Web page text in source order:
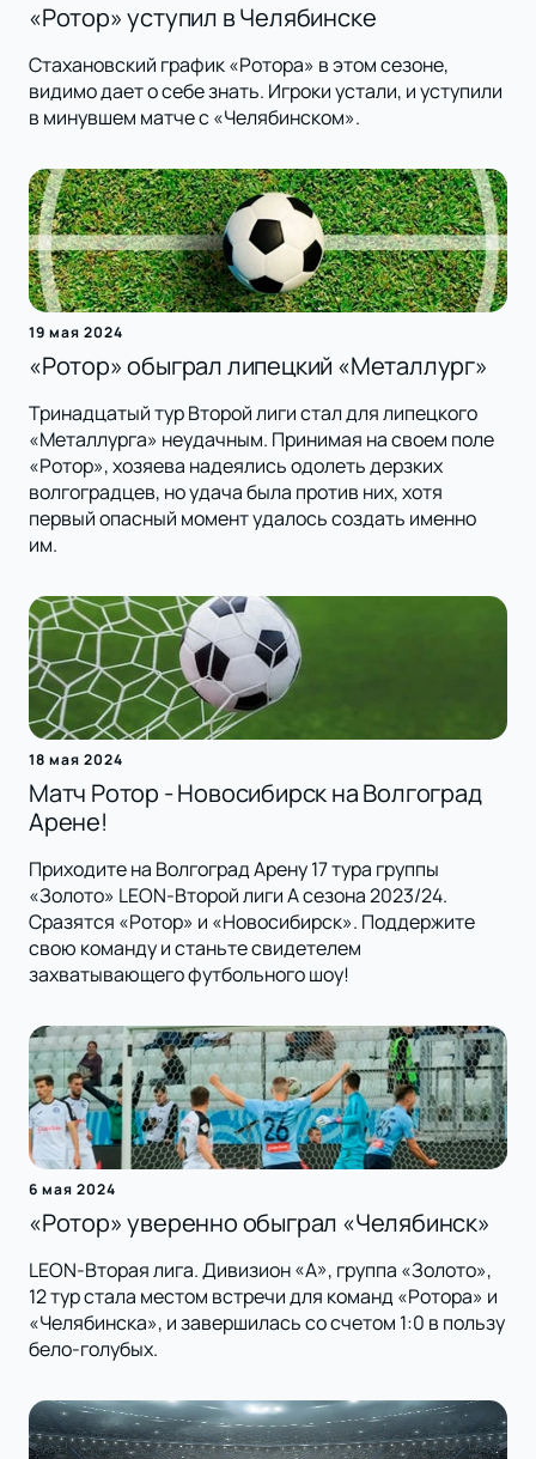
«Ротор» уступил в Челябинске
Стахановский график «Ротора» в этом сезоне,
видимо дает о себе знать. Игроки устали, и уступили
в минувшем матче с «Челябинском».
19 мая 2024
«Ротор» обыграл липецкий «Металлург»
Тринадцатый тур Второй лиги стал для липецкого
«Металлурга» неудачным. Принимая на своем поле
«Ротор», хозяева надеялись одолеть дерзких
волгоградцев, но удача была против них, хотя
первый опасный момент удалось создать именно
им.
18 мая 2024
Матч Ротор - Новосибирск на Волгоград
Арене!
Приходите на Волгоград Арену 17 тура группы
«Золото» LEON-Второй лиги А сезона 2023/24.
Сразятся «Ротор» и «Новосибирск». Поддержите
свою команду и станьте свидетелем
захватывающего футбольного шоу!
6 мая 2024
«Ротор» уверенно обыграл «Челябинск»
LEON-Вторая лига. Дивизион «А», группа «Золото»,
12 тур стала местом встречи для команд «Ротора» и
«Челябинска», и завершилась со счетом 1:0 в пользу
бело-голубых.